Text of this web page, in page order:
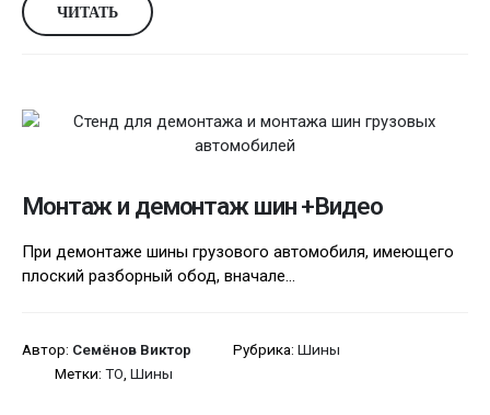
ЧИТАТЬ
Монтаж и демонтаж шин +Видео
При демонтаже шины грузового автомобиля, имеющего
плоский разборный обод, вначале...
Автор: Семёнов Виктор Рубрика: Шины
Метки: ТО Шины